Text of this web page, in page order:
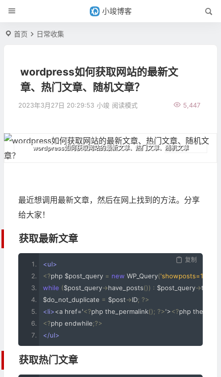
小竣博客
首页 日常收集
wordpress如何获取网站的最新文
章、热门文章、随机文章？
2023年3月27日 20:29:53 小竣 5,447
阅读模式
wordpress如何获取网站的最新文章、热门文章、随机文章
最近想调用最新文章，然后在网上找到的方法。分享
给大家！
获取最新文章​
复制
<ul>
<?php $post_query = new WP_Query('showposts=10'
while ($post_query->have_posts()) : $post_query->
$do_not_duplicate = $post->ID; ?>
<li><a href='<?php the_permalink(); ?>'><?php the_title
<?php endwhile;?>
</ul>
获取热门文章​